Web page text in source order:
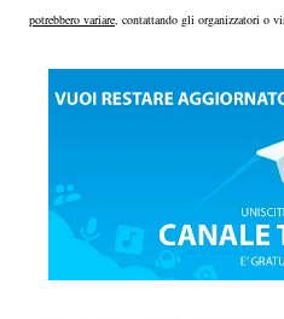
potrebbero variare , contattando gli organizzatori o